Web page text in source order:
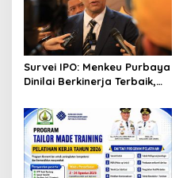
Survei IPO: Menkeu Purbaya
Dinilai Berkinerja Terbaik,
Tiga Besar